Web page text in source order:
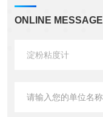
ONLINE MESSAGE